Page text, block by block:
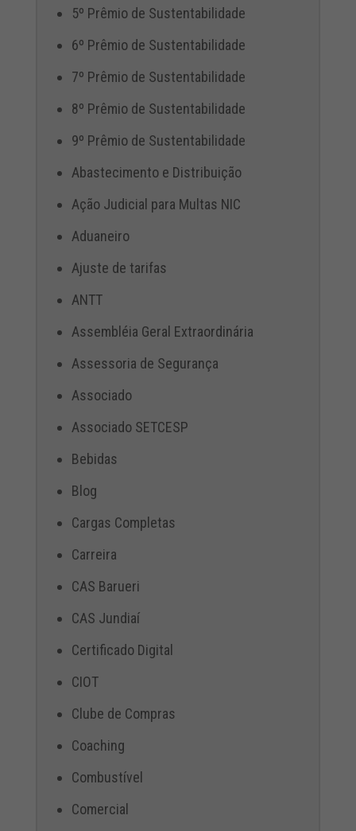
5º Prêmio de Sustentabilidade
6º Prêmio de Sustentabilidade
7º Prêmio de Sustentabilidade
8º Prêmio de Sustentabilidade
9º Prêmio de Sustentabilidade
Abastecimento e Distribuição
Ação Judicial para Multas NIC
Aduaneiro
Ajuste de tarifas
ANTT
Assembléia Geral Extraordinária
Assessoria de Segurança
Associado
Associado SETCESP
Bebidas
Blog
Cargas Completas
Carreira
CAS Barueri
CAS Jundiaí
Certificado Digital
CIOT
Clube de Compras
Coaching
Combustível
Comercial